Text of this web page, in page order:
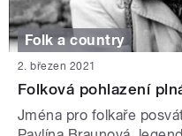
Folk a country
2. březen 2021
Folková pohlazení
Jména pro folkaře